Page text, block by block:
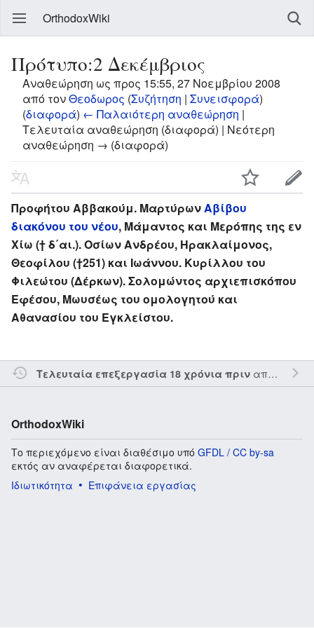
OrthodoxWiki
Πρότυπο:2 Δεκέμβριος
Αναθεώρηση ως προς 15:55, 27 Νοεμβρίου 2008
από τονΘεοδωρος (Συζήτηση | Συνεισφορά)
(διαφορά) ← Παλαιότερη αναθεώρηση |
Τελευταία αναθεώρηση (διαφορά) | Νεότερη
αναθεώρηση → (διαφορά)
Προφήτου Αββακούμ. Μαρτύρων Αβίβου
διακόνου του νέου, Μάμαντος και Μερόπης της εν
Χίω († δ΄αι.). Οσίων Ανδρέου, Ηρακλαίμονος,
Θεοφίλου (†251) και Ιωάννου. Κυρίλλου του
Φιλεώτου (Δέρκων). Σολομώντος αρχιεπισκόπου
Εφέσου, Μωυσέως του ομολογητού και
Αθανασίου του Εγκλείστου.
Τελευταία επεξεργασία 18 χρόνια πριναπό τον την
OrthodoxWiki
Το περιεχόμενο είναι διαθέσιμο υπό GFDL / CC by-sa
εκτός αν αναφέρεται διαφορετικά.
Ιδιωτικότητα
Επιφάνεια εργασίας